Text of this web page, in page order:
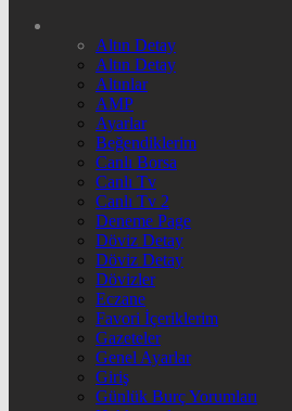
Altın Detay
Altın Detay
Altınlar
AMP
Ayarlar
Beğendiklerim
Canlı Borsa
Canlı Tv
Canlı Tv 2
Deneme Page
Döviz Detay
Döviz Detay
Dövizler
Eczane
Favori İçeriklerim
Gazeteler
Genel Ayarlar
Giriş
Günlük Burç Yorumları